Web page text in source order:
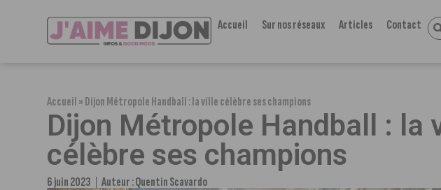
Accueil Sur nos réseaux Articles Contact
Accueil»Dijon Métropole Handball : la ville célèbre ses champions
Dijon Métropole Handball : la
célèbre ses champions
6 juin 2023 Auteur :Quentin Scavardo